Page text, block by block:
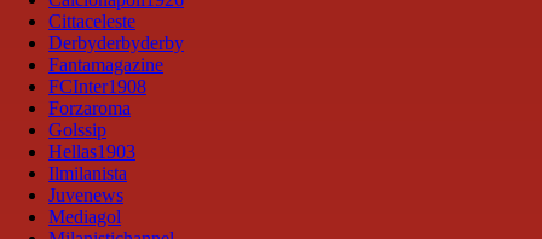
Cittaceleste
Derbyderbyderby
Fantamagazine
FCInter1908
Forzaroma
Golssip
Hellas1903
Ilmilanista
Juvenews
Mediagol